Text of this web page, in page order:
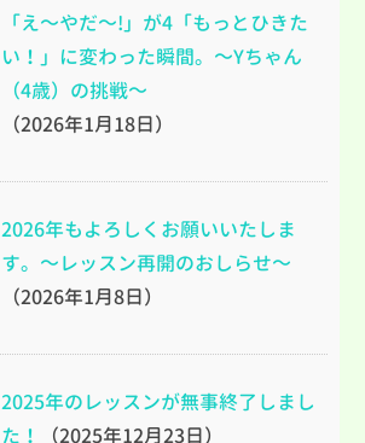
「え～やだ～!」が4「もっとひきた
い！」に変わった瞬間。～Yちゃん
（4歳）の挑戦～
（2026年1月18日）
2026年もよろしくお願いいたしま
す。～レッスン再開のおしらせ～
（2026年1月8日）
2025年のレッスンが無事終了しまし
た！
（2025年12月23日）